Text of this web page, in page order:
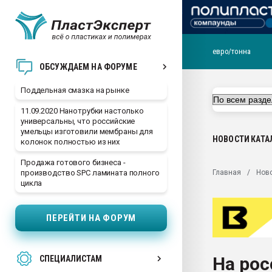
ОБСУЖДАЕМ НА ФОРУМЕ
Поддельная смазка на рынке
11.09.2020 Нанотрубки настолько
универсальны, что российские
умельцы изготовили мембраны для
колонок полностью из них
Продажа готового бизнеса -
производство SPC ламината полного
цикла
ПЕРЕЙТИ НА ФОРУМ
СПЕЦИАЛИСТАМ
ближайшее
Подмосковье, Москва
первый план в
28.07.2026
Всё, что касается
Материал поверхности
Продам отходы
евро/тонна
НОВОСТИ
Главная
На